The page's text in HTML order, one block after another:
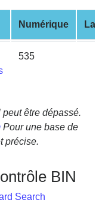
Numérique
535
être dépassé.
Pour une base de
précise.
BIN
Search